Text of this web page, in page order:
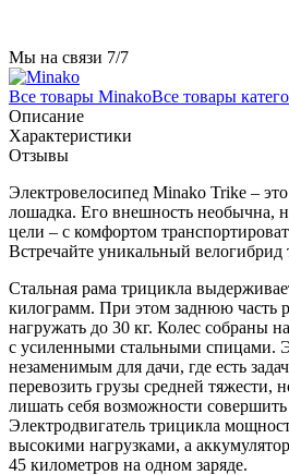
Мы на связи 7/7
Все товары MinakoВсе товары
Описание
Характеристики
Отзывы
Электровелосипед Minako Trike –
лошадка. Его внешность необычна,
цели – с комфортом
Встречайте уникальный
Стальная рама трицикла
килограмм. При этом заднюю часть
нагружать до 30 кг. Колес собраны
с усиленными стальными спицами.
незаменимым для дачи, где есть
перевозить грузы средней тяжести,
лишать себя возможности
Электродвигатель трицикла
высокими нагрузками, а
45 километров на одном заряде.